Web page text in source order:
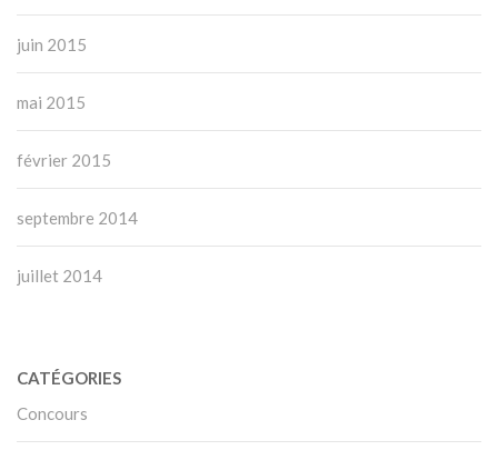
juin 2015
mai 2015
février 2015
septembre 2014
juillet 2014
CATÉGORIES
Concours